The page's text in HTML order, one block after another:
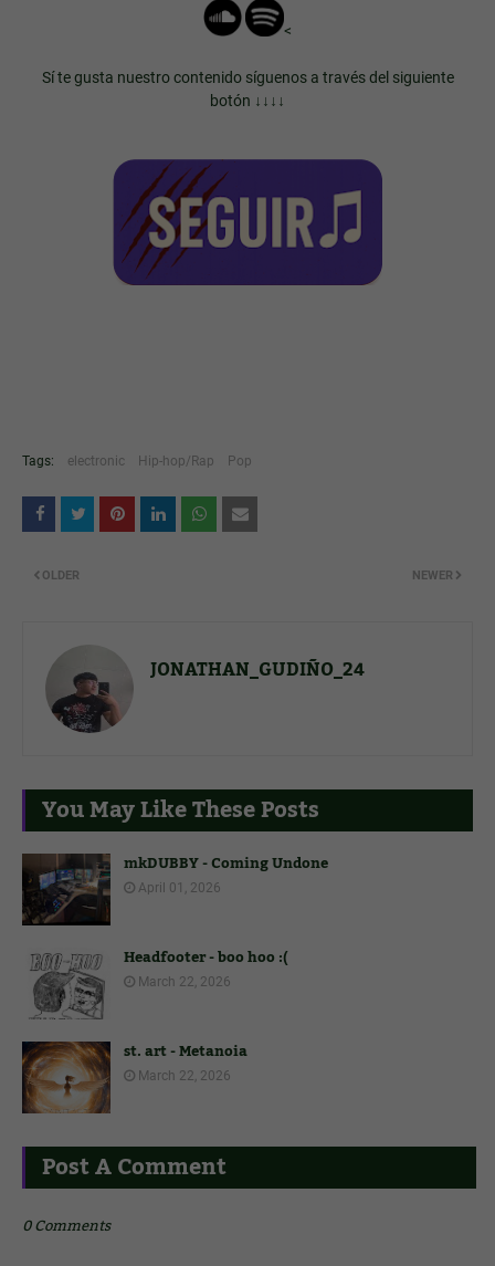
<
Sí te gusta nuestro contenido síguenos a través del siguiente
botón ↓↓↓↓
Tags: electronic Hip-hop/Rap Pop
NEWER
OLDER
JONATHAN_GUDIÑO_24
You May Like These Posts
mkDUBBY - Coming Undone
April 01, 2026
Headfooter - boo hoo :(
March 22, 2026
st. art - Metanoia
March 22, 2026
Post A Comment
0 Comments